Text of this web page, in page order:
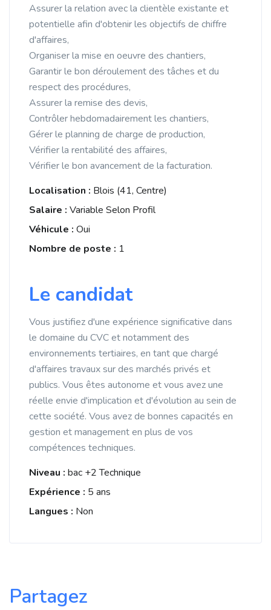
Assurer la relation avec la clientèle existante et
potentielle afin d'obtenir les objectifs de chiffre
d'affaires,
Organiser la mise en oeuvre des chantiers,
Garantir le bon déroulement des tâches et du
respect des procédures,
Assurer la remise des devis,
Contrôler hebdomadairement les chantiers,
Gérer le planning de charge de production,
Vérifier la rentabilité des affaires,
Vérifier le bon avancement de la facturation.
Localisation : Blois (41, Centre)
Salaire : Variable Selon Profil
Véhicule : Oui
Nombre de poste : 1
Le candidat
Vous justifiez d'une expérience significative dans
le domaine du CVC et notamment des
environnements tertiaires, en tant que chargé
d'affaires travaux sur des marchés privés et
publics. Vous êtes autonome et vous avez une
réelle envie d'implication et d'évolution au sein de
cette société. Vous avez de bonnes capacités en
gestion et management en plus de vos
compétences techniques.
Niveau : bac +2 Technique
Expérience : 5 ans
Langues : Non
Partagez